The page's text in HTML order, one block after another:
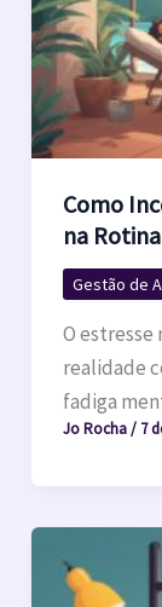
Como
na
Gestão de
O
realidade
fadiga
Jo Rocha/ 7